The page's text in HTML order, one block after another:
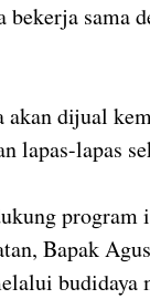
sama
dijual
lapas-lapas
program
Bapak
budidaya